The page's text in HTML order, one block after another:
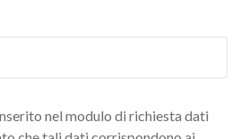
nel modulo di richiesta dati